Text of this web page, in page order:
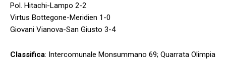
Pol. Hitachi-Lampo 2-2
Virtus Bottegone-Meridien 1-0
Giovani Vianova-San Giusto 3-4
Classifica: Intercomunale Monsummano 69; Quarrata Olimpia